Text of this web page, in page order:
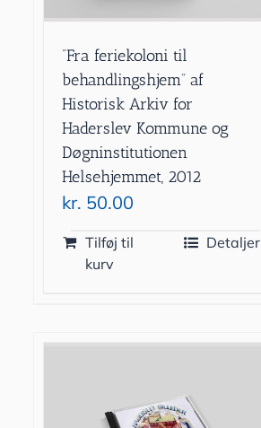
”Fra feriekoloni til
behandlingshjem” af
Historisk Arkiv for
Haderslev Kommune og
Døgninstitutionen
Helsehjemmet, 2012
kr. 50.00
Tilføj til
kurv
Detaljer